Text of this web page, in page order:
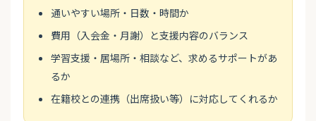
通いやすい場所・日数・時間か
費用（入会金・月謝）と支援内容のバランス
学習支援・居場所・相談など、求めるサポートがあ
るか
在籍校との連携（出席扱い等）に対応してくれるか